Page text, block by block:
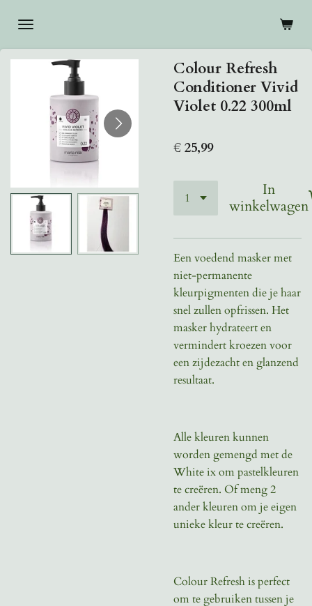
direct
naar
hoofdinhoud
Colour Refresh
Conditioner Vivid
Violet 0.22 300ml
€ 25,99
In
winkelwagen
Een voedend masker met
niet-permanente
kleurpigmenten die je haar
snel zullen opfrissen. Het
masker hydrateert en
vermindert kroezen voor
een zijdezacht en glanzend
resultaat.
Alle kleuren kunnen
worden gemengd met de
White ix om pastelkleuren
te creëren. Of meng 2
ander kleuren om je eigen
unieke kleur te creëren.
Colour Refresh is perfect
om te gebruiken tussen je